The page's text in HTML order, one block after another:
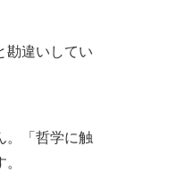
勘違いしてい
。「哲学に触